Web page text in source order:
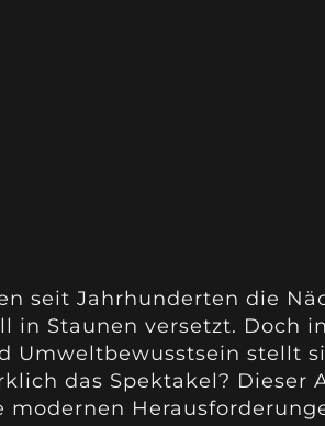
seit Jahrhunderten die
in Staunen versetzt. Doch
Umweltbewusstsein stellt
das Spektakel? Dieser
modernen